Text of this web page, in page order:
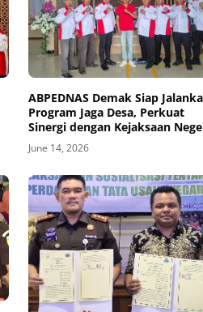
ABPEDNAS Demak Siap
Program Jaga Desa, Perkuat
Sinergi dengan Kejaksaan
Demak
June 14, 2026